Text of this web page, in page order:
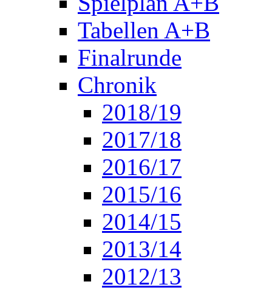
Tabellen A+B
Finalrunde
Chronik
2018/19
2017/18
2016/17
2015/16
2014/15
2013/14
2012/13